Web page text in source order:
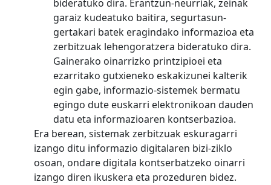
bideratuko dira. Erantzun-neurriak, zeinak
garaiz kudeatuko baitira, segurtasun-
gertakari batek eragindako informazioa eta
zerbitzuak lehengoratzera bideratuko dira.
Gainerako oinarrizko printzipioei eta
ezarritako gutxieneko eskakizunei kalterik
egin gabe, informazio-sistemek bermatu
egingo dute euskarri elektronikoan dauden
datu eta informazioaren kontserbazioa.
Era berean, sistemak zerbitzuak eskuragarri
izango ditu informazio digitalaren bizi-ziklo
osoan, ondare digitala kontserbatzeko oinarri
izango diren ikuskera eta prozeduren bidez.